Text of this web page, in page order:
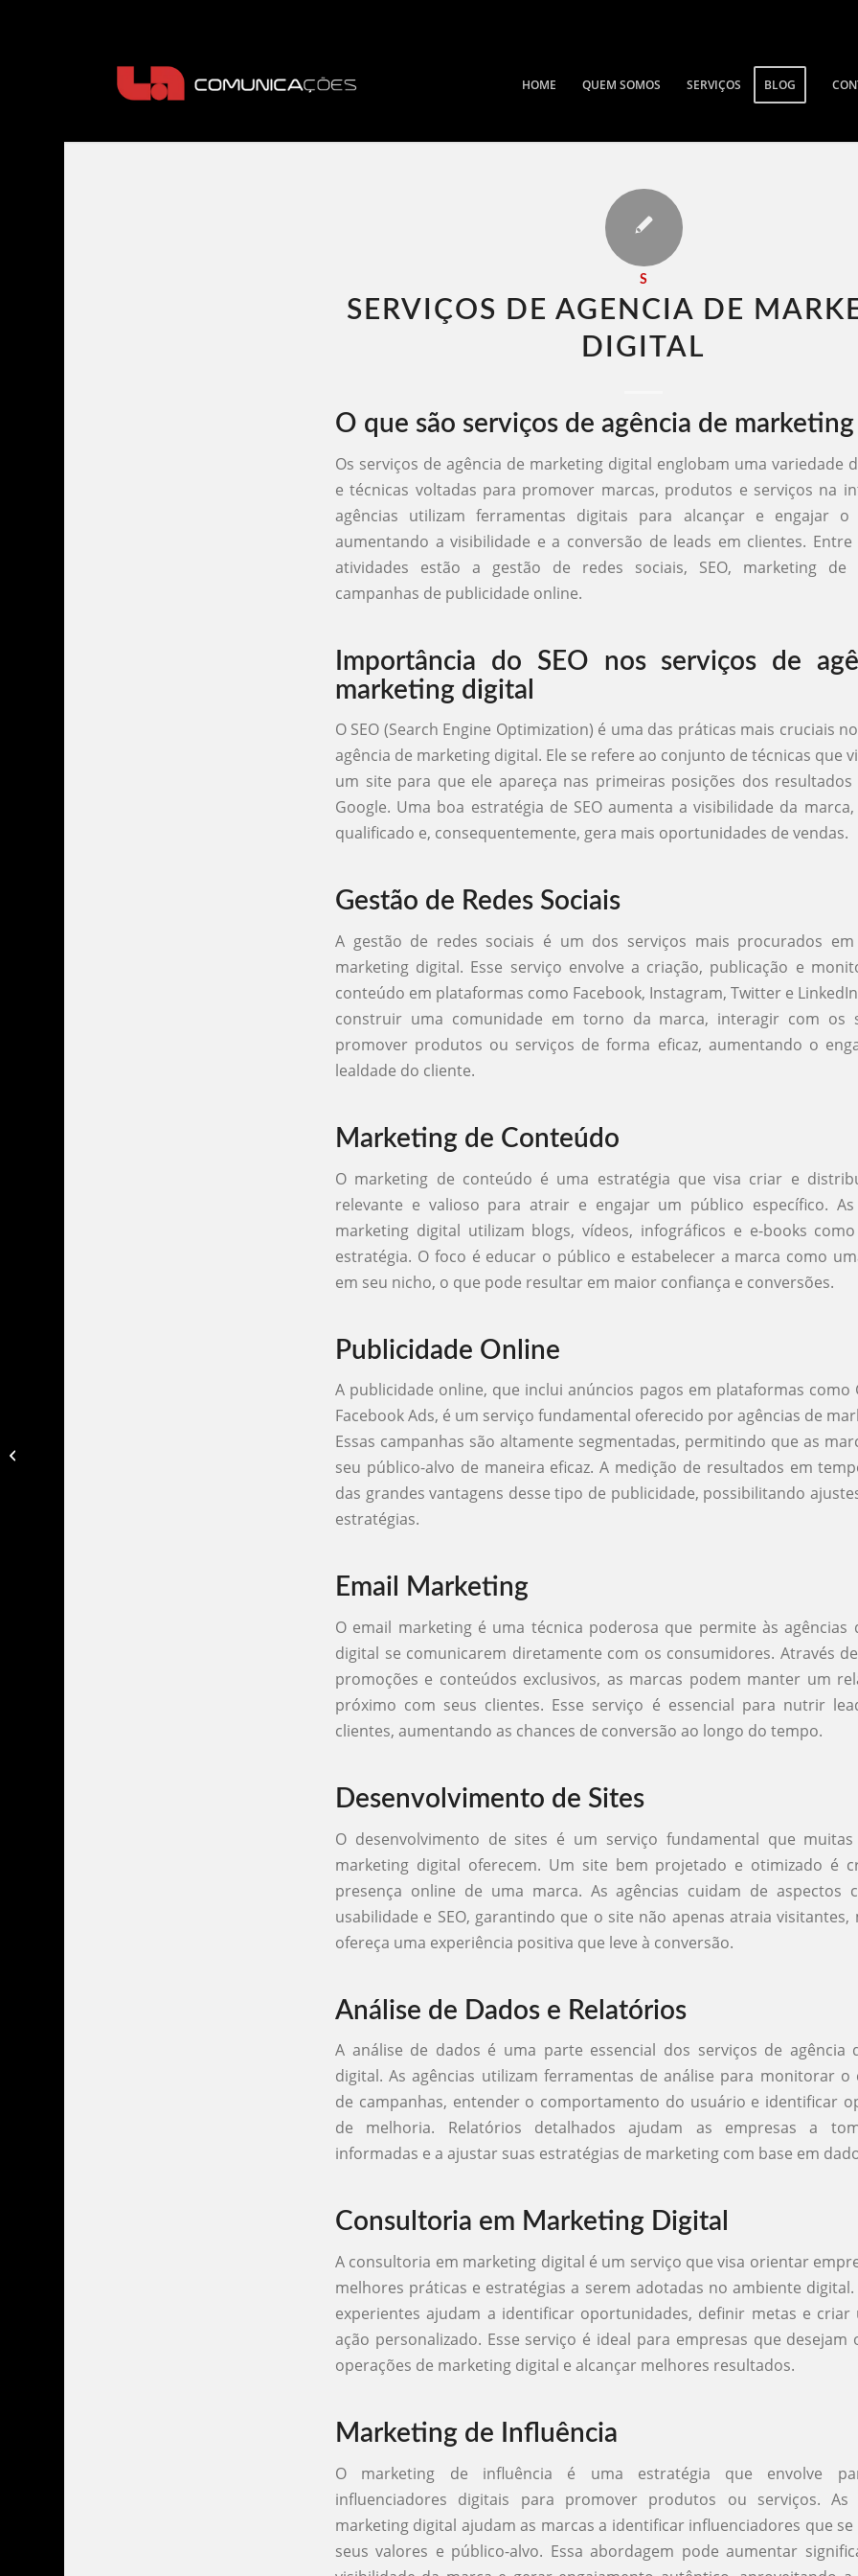
HOME QUEM SOMOS SERVIÇOS BLOG
S
SERVIÇOS DE AGENCIA DE
DIGITAL​
O que são serviços de agência de
Os serviços de agência de marketing digital englobam uma variedade
e técnicas voltadas para promover marcas, produtos e serviços na
agências utilizam ferramentas digitais para alcançar e engajar o
aumentando a visibilidade e a conversão de leads em clientes. Entre
atividades estão a gestão de redes sociais, SEO, marketing de
campanhas de publicidade online.
Importância do SEO nos serviços de
marketing digital
O SEO (Search Engine Optimization) é uma das práticas mais cruciais
agência de marketing digital. Ele se refere ao conjunto de técnicas que
um site para que ele apareça nas primeiras posições dos
Google. Uma boa estratégia de SEO aumenta a visibilidade da
qualificado e, consequentemente, gera mais oportunidades de vendas.
Gestão de Redes Sociais
A gestão de redes sociais é um dos serviços mais procurados em
marketing digital. Esse serviço envolve a criação, publicação e
conteúdo em plataformas como Facebook, Instagram, Twitter e
construir uma comunidade em torno da marca, interagir com os
promover produtos ou serviços de forma eficaz, aumentando o
lealdade do cliente.
Marketing de Conteúdo
O marketing de conteúdo é uma estratégia que visa criar e
relevante e valioso para atrair e engajar um público específico. As
marketing digital utilizam blogs, vídeos, infográficos e e-books
estratégia. O foco é educar o público e estabelecer a marca como
em seu nicho, o que pode resultar em maior confiança e conversões.
Publicidade Online
A publicidade online, que inclui anúncios pagos em plataformas como
Facebook Ads, é um serviço fundamental oferecido por agências de
Essas campanhas são altamente segmentadas, permitindo que as
seu público-alvo de maneira eficaz. A medição de resultados em
das grandes vantagens desse tipo de publicidade, possibilitando
estratégias.
Email Marketing
O email marketing é uma técnica poderosa que permite às agências
digital se comunicarem diretamente com os consumidores. Através
promoções e conteúdos exclusivos, as marcas podem manter um
próximo com seus clientes. Esse serviço é essencial para nutrir
clientes, aumentando as chances de conversão ao longo do tempo.
Desenvolvimento de Sites
O desenvolvimento de sites é um serviço fundamental que muitas
marketing digital oferecem. Um site bem projetado e otimizado é
presença online de uma marca. As agências cuidam de aspectos
usabilidade e SEO, garantindo que o site não apenas atraia visitantes,
ofereça uma experiência positiva que leve à conversão.
Análise de Dados e Relatórios
A análise de dados é uma parte essencial dos serviços de agência
digital. As agências utilizam ferramentas de análise para monitorar o
de campanhas, entender o comportamento do usuário e identificar
de melhoria. Relatórios detalhados ajudam as empresas a
informadas e a ajustar suas estratégias de marketing com base em
Consultoria em Marketing Digital
A consultoria em marketing digital é um serviço que visa orientar
melhores práticas e estratégias a serem adotadas no ambiente
experientes ajudam a identificar oportunidades, definir metas e criar
ação personalizado. Esse serviço é ideal para empresas que desejam
operações de marketing digital e alcançar melhores resultados.
Marketing de Influência
O marketing de influência é uma estratégia que envolve
influenciadores digitais para promover produtos ou serviços. As
marketing digital ajudam as marcas a identificar influenciadores que
seus valores e público-alvo. Essa abordagem pode aumentar